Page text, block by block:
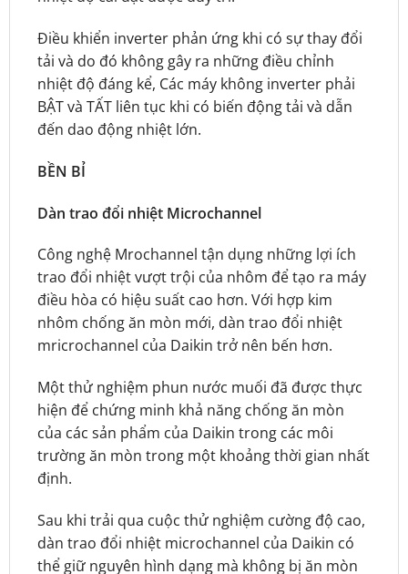
Điều khiển inverter phản ứng khi có sự thay đổi
tải và do đó không gây ra những điều chỉnh
nhiệt độ đáng kể, Các máy không inverter phải
BẬT và TẤT liên tục khi có biến động tải và dẫn
đến dao động nhiệt lớn.
BỀN BỈ
Dàn trao đổi nhiệt Microchannel
Công nghệ Mrochannel tận dụng những lợi ích
trao đổi nhiệt vượt trội của nhôm để tạo ra máy
điều hòa có hiệu suất cao hơn. Với hợp kim
nhôm chống ăn mòn mới, dàn trao đổi nhiệt
mricrochannel của Daikin trở nên bến hơn.
Một thử nghiệm phun nước muối đã được thực
hiện để chứng minh khả năng chống ăn mòn
của các sản phẩm của Daikin trong các môi
trường ăn mòn trong một khoảng thời gian nhất
định.
Sau khi trải qua cuộc thử nghiệm cường độ cao,
dàn trao đổi nhiệt microchannel của Daikin có
thể giữ nguyên hình dạng mà không bị ăn mòn